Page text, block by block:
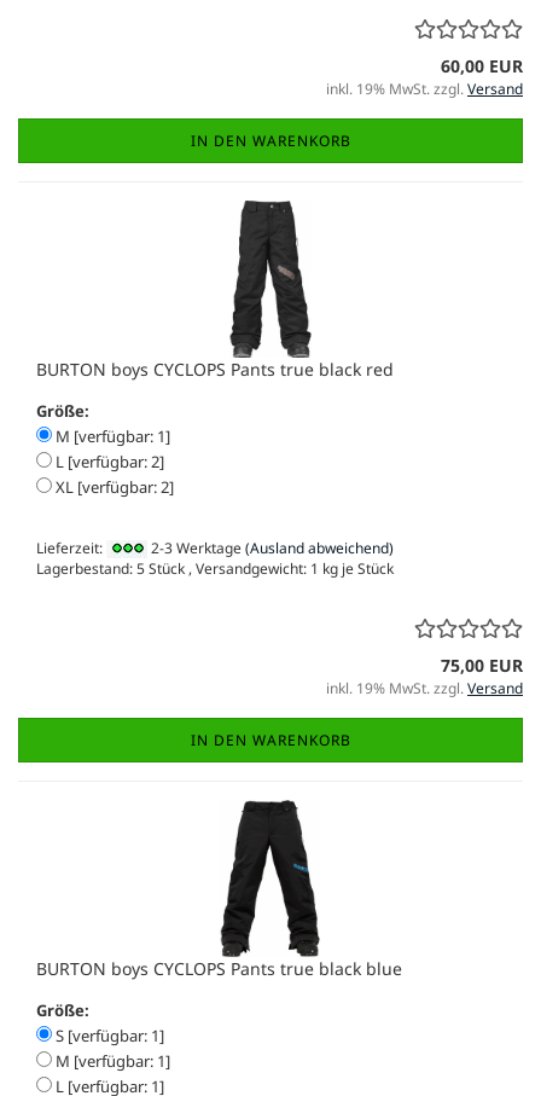
60,00 EUR
inkl. 19% MwSt. zzgl.Versand
IN DEN WARENKORB
BURTON boys CYCLOPS Pants true black red
Größe:
M [verfügbar: 1]
L [verfügbar: 2]
XL [verfügbar: 2]
Lieferzeit: 2-3 Werktage(Ausland abweichend)
Lagerbestand: 5 Stück , Versandgewicht: 1 kg je Stück
75,00 EUR
inkl. 19% MwSt. zzgl.Versand
IN DEN WARENKORB
BURTON boys CYCLOPS Pants true black blue
Größe:
S [verfügbar: 1]
M [verfügbar: 1]
L [verfügbar: 1]